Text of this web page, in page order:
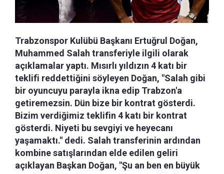
Trabzonspor Kulübü Başkanı Ertuğrul Doğan,
Muhammed Salah transferiyle ilgili olarak
açıklamalar yaptı. Mısırlı yıldızın 4 katı bir
teklifi reddettiğini söyleyen Doğan, "Salah gibi
bir oyuncuyu parayla ikna edip Trabzon'a
getiremezsin. Dün bize bir kontrat gösterdi.
Bizim verdiğimiz teklifin 4 katı bir kontrat
gösterdi. Niyeti bu sevgiyi ve heyecanı
yaşamaktı." dedi. Salah transferinin ardından
kombine satışlarından elde edilen geliri
açıklayan Başkan Doğan, "Şu an ben en büyük